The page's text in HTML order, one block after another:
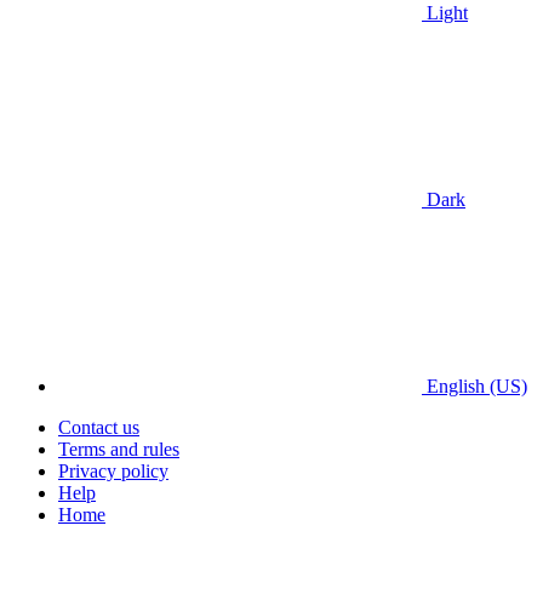
Light
Dark
English (US)
Contact us
Terms and rules
Privacy policy
Help
Home